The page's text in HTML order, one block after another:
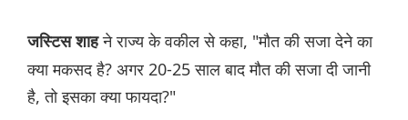
जस्टिस शाहने राज्य के वकील से कहा, "मौत की सजा देने का
क्या मकसद है? अगर 20-25 साल बाद मौत की सजा दी जानी
है, तो इसका क्या फायदा?"